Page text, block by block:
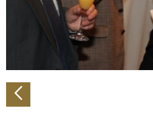
personalisieren, Funktionen für
zu können und die Zugriffe auf
analysieren. Außerdem geben
Verwendung unserer Website
soziale Medien, Werbung und
Partner führen diese
weiteren Daten zusammen, die